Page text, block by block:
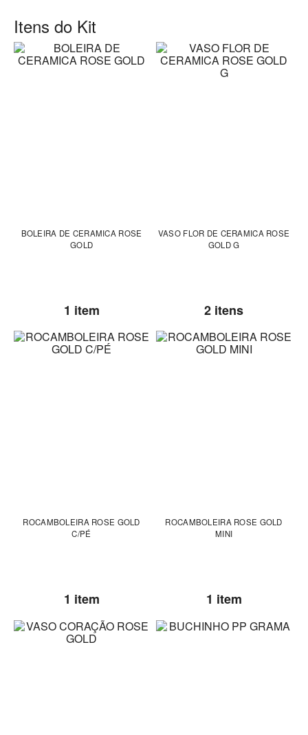
Itens do Kit
BOLEIRA DE CERAMICA ROSE
GOLD
1 item
VASO FLOR DE CERAMICA ROSE
GOLD G
2 itens
ROCAMBOLEIRA ROSE GOLD
C/PÉ
1 item
ROCAMBOLEIRA ROSE GOLD
MINI
1 item